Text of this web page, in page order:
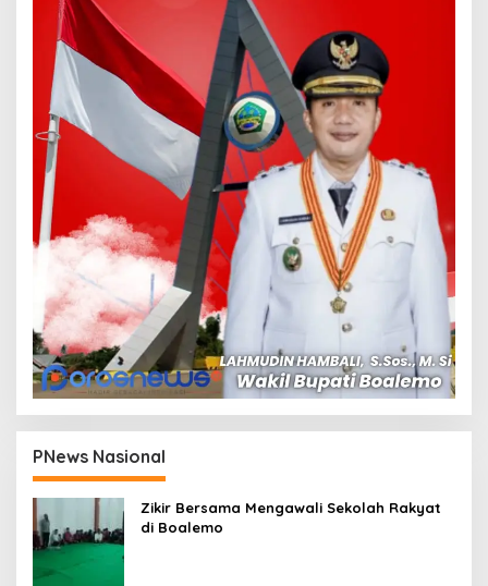
PNews Nasional
Zikir Bersama Mengawali Sekolah Rakyat
di Boalemo